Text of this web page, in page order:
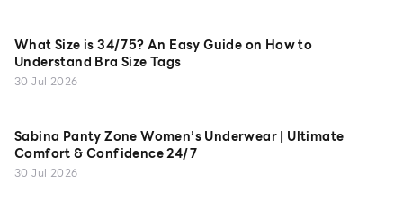
What Size is 34/75? An Easy Guide on How to
Understand Bra Size Tags
30 Jul 2026
Sabina Panty Zone Women’s Underwear | Ultimate
Comfort & Confidence 24/7
30 Jul 2026